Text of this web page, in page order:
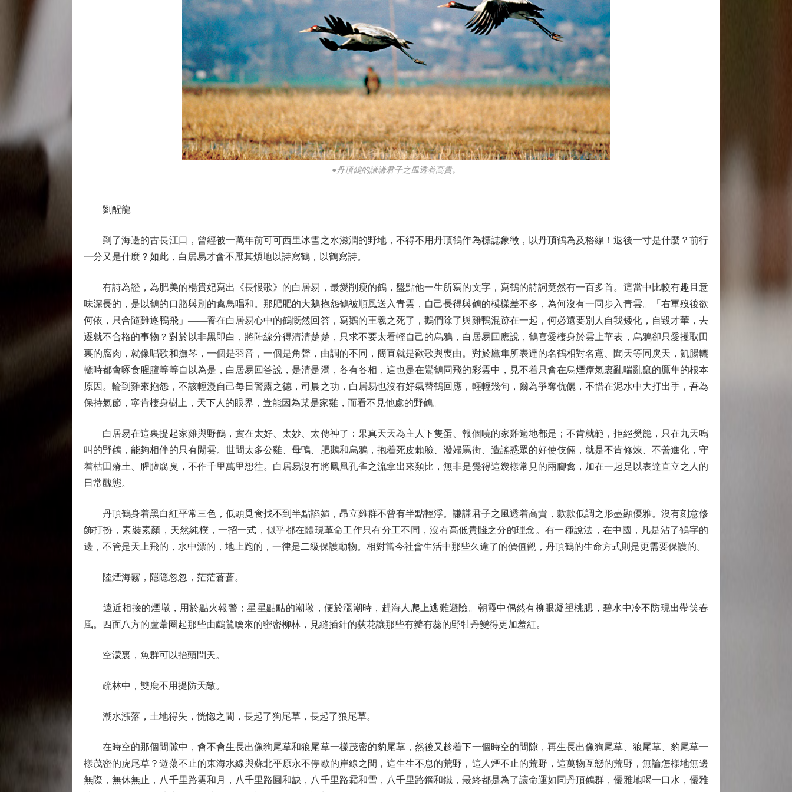
●丹頂鶴的謙謙君子之風透着高貴。
劉醒龍
到了海邊的古長江口，曾經被一萬年前可可西里冰雪之水滋潤的野地，不得不用丹頂鶴作為標誌象徵，以丹頂鶴為及格線！退後一寸是什麼？前行
一分又是什麼？如此，白居易才會不厭其煩地以詩寫鶴，以鶴寫詩。
有詩為證，為肥美的楊貴妃寫出《長恨歌》的白居易，最愛削瘦的鶴，盤點他一生所寫的文字，寫鶴的詩詞竟然有一百多首。這當中比較有趣且意
味深長的，是以鶴的口脗與別的禽鳥唱和。那肥肥的大鵝抱怨鶴被順風送入青雲，自己長得與鶴的模樣差不多，為何沒有一同步入青雲。「右軍歿後欲
何依，只合隨雞逐鴨飛」——養在白居易心中的鶴慨然回答，寫鵝的王羲之死了，鵝們除了與雞鴨混跡在一起，何必還要別人自我矮化，自毀才華，去
遷就不合格的事物？對於以非黑即白，將陣線分得清清楚楚，只求不要太看輕自己的烏鴉，白居易回應說，鶴喜愛棲身於雲上華表，烏鴉卻只愛攫取田
裏的腐肉，就像唱歌和撫琴，一個是羽音，一個是角聲，曲調的不同，簡直就是歡歌與喪曲。對於鷹隼所表達的名鶴相對名鳶、聞天等同戾天，飢腸轆
轆時都會啄食腥膻等等自以為是，白居易回答說，是清是濁，各有各相，這也是在鸞鶴同飛的彩雲中，見不着只會在烏煙瘴氣裏亂喘亂竄的鷹隼的根本
原因。輪到雞來抱怨，不該輕漫自己每日警露之德，司晨之功，白居易也沒有好氣替鶴回應，輕輕幾句，爾為爭奪伉儷，不惜在泥水中大打出手，吾為
保持氣節，寧肯棲身樹上，天下人的眼界，豈能因為某是家雞，而看不見他處的野鶴。
白居易在這裏提起家雞與野鶴，實在太好、太妙、太傳神了：果真天天為主人下隻蛋、報個曉的家雞遍地都是；不肯就範，拒絕樊籠，只在九天鳴
叫的野鶴，能夠相伴的只有閒雲。世間太多公雞、母鴨、肥鵝和烏鴉，抱着死皮賴臉、潑婦罵街、造謠惑眾的好使伎倆，就是不肯修煉、不善進化，守
着枯田瘠土、腥膻腐臭，不作千里萬里想往。白居易沒有將鳳凰孔雀之流拿出來類比，無非是覺得這幾樣常見的兩腳禽，加在一起足以表達直立之人的
日常醜態。
丹頂鶴身着黑白紅平常三色，低頭覓食找不到半點諂媚，昂立雞群不曾有半點輕浮。謙謙君子之風透着高貴，款款低調之形盡顯優雅。沒有刻意修
飾打扮，素裝素顏，天然純樸，一招一式，似乎都在體現革命工作只有分工不同，沒有高低貴賤之分的理念。有一種說法，在中國，凡是沾了鶴字的
邊，不管是天上飛的，水中漂的，地上跑的，一律是二級保護動物。相對當今社會生活中那些久違了的價值觀，丹頂鶴的生命方式則是更需要保護的。
陸煙海霧，隱隱忽忽，茫茫蒼蒼。
遠近相接的煙墩，用於點火報警；星星點點的潮墩，便於漲潮時，趕海人爬上逃難避險。朝霞中偶然有柳眼凝望桃腮，碧水中冷不防現出帶笑春
風。四面八方的蘆葦圈起那些由鸕鶿噙來的密密柳林，見縫插針的荻花讓那些有瓣有蕊的野牡丹變得更加羞紅。
空濛裏，魚群可以抬頭問天。
疏林中，雙鹿不用提防天敵。
潮水漲落，土地得失，恍惚之間，長起了狗尾草，長起了狼尾草。
在時空的那個間隙中，會不會生長出像狗尾草和狼尾草一樣茂密的豹尾草，然後又趁着下一個時空的間隙，再生長出像狗尾草、狼尾草、豹尾草一
樣茂密的虎尾草？遊蕩不止的東海水線與蘇北平原永不停歇的岸線之間，這生生不息的荒野，這人煙不止的荒野，這萬物互戀的荒野，無論怎樣地無邊
無際，無休無止，八千里路雲和月，八千里路圓和缺，八千里路霜和雪，八千里路鋼和鐵，最終都是為了讓命運如同丹頂鶴群，優雅地喝一口水，優雅